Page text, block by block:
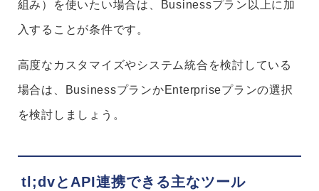
組み）を使いたい場合は、Businessプラン以上に加
入することが条件です。
高度なカスタマイズやシステム統合を検討している
場合は、BusinessプランかEnterpriseプランの選択
を検討しましょう。
tl;dvとAPI連携できる主なツール